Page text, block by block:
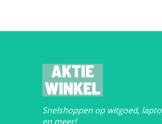
Snelshoppen op witgoed,
en meer!